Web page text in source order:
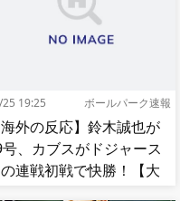
25 19:25 ボールパーク速報
海外の反応】鈴木誠也が
、カブスがドジャース
連戦初戦で快勝！【大